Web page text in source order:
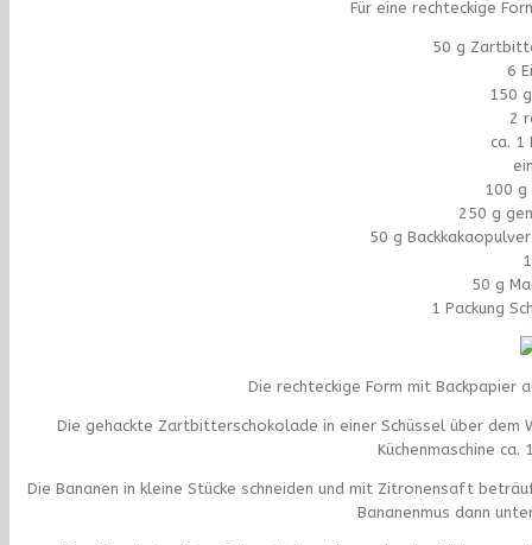
Für eine rechteckige
50 g
6
150
2
ca. 1
100 g
250 g
50 g
50 g
1 Packung
Die rechteckige Form mit Backpapier
Die gehackte Zartbitterschokolade in einer Schüssel über dem
Küchenmaschine
Die Bananen in kleine Stücke schneiden und mit Zitronensaft
Bananenmus dann